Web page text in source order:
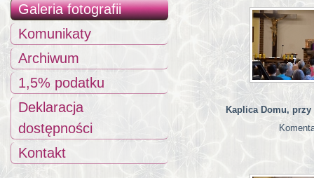
Galeria fotografii
Komunikaty
Archiwum
1,5% podatku
Deklaracja
dostępności
Kontakt
Kaplica Domu,